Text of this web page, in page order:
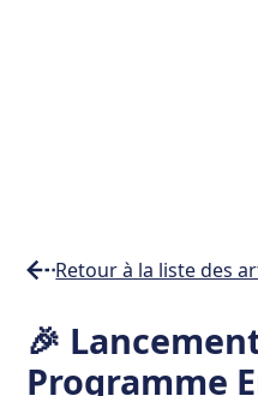
Retour à la liste des
de
lecture
🎉
Programme